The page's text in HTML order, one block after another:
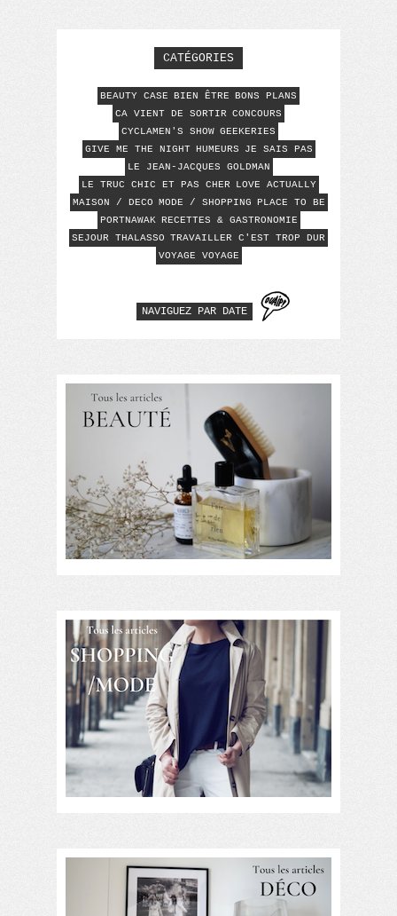
CATÉGORIES
BEAUTY CASE BIEN ÊTRE BONS PLANS
CA VIENT DE SORTIR CONCOURS
CYCLAMEN'S SHOW GEEKERIES
GIVE ME THE NIGHT HUMEURS
JE SAIS PAS
LE JEAN-JACQUES GOLDMAN
LE TRUC CHIC ET PAS CHER
LOVE ACTUALLY
MAISON / DECO MODE / SHOPPING PLACE TO BE
PORTNAWAK RECETTES & GASTRONOMIE
SEJOUR THALASSO TRAVAILLER C'EST TROP DUR
VOYAGE VOYAGE
NAVIGUEZ PAR DATE